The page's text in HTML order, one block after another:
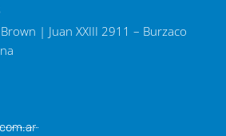
| Juan XXIII 2911 – Burzaco